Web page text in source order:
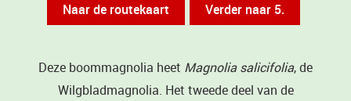
Naar de routekaart Verder naar 5.
Deze boommagnolia heet Magnolia salicifolia, de
Wilgbladmagnolia. Het tweede deel van de